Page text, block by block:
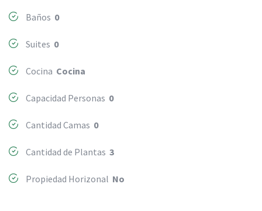
Baños 0
Suites 0
Cocina Cocina
Capacidad Personas 0
Cantidad Camas 0
Cantidad de Plantas 3
Propiedad Horizonal No